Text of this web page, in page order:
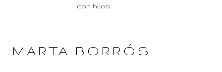
MARTA BORRÓS